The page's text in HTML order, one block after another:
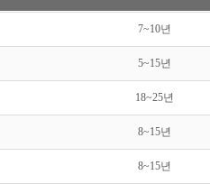
7~10년
5~15년
18~25년
8~15년
8~15년